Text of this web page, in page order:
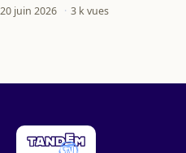
20 juin 2026 · 3 k vues